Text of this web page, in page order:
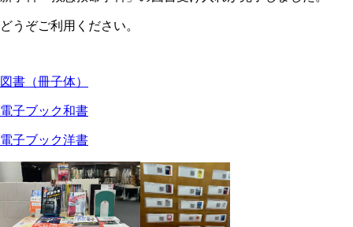
どうぞご利用ください。
図書（冊子体）
電子ブック和書
電子ブック洋書